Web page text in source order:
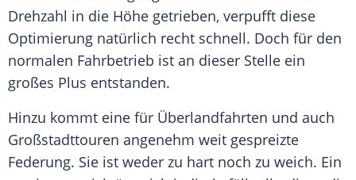
Drehzahl in die Höhe getrieben, verpufft diese
Optimierung natürlich recht schnell. Doch für den
normalen Fahrbetrieb ist an dieser Stelle ein
großes Plus entstanden.
Hinzu kommt eine für Überlandfahrten und auch
Großstadttouren angenehm weit gespreizte
Federung. Sie ist weder zu hart noch zu weich. Ein